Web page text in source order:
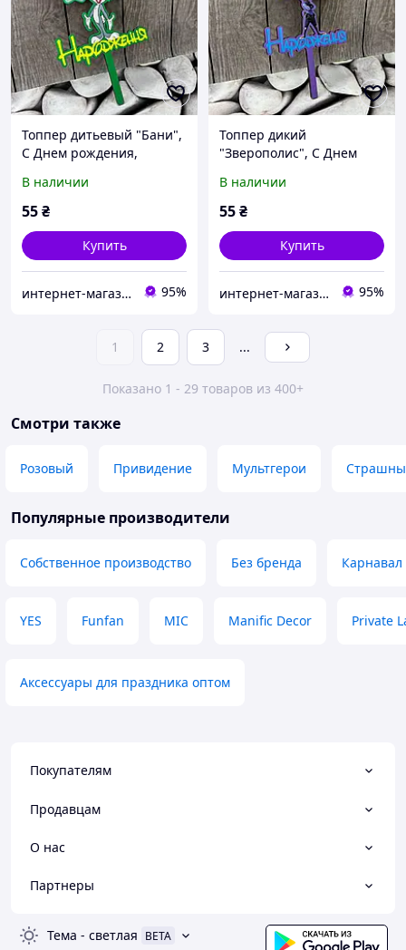
Топпер дитьевый "Бани",
С Днем рождения,
В наличии
55₴
Купить
интернет-магазин "Русалочка" 95%
Топпер дикий
"Зверополис", С Днем
уп. 18*14см
В наличии
55₴
Купить
интернет-магазин "Русалочка" 95%
1 2 3 ...
Показано 1 - 29 товаров из 400+
Смотри также
Розовый Привидение Мультгерои
Популярные производители
Собственное производство Без бренда
YES Funfan MIC Manific Decor Private
Аксессуары для праздника оптом
Покупателям
Продавцам
О нас
Партнеры
Тема - светлая BETA